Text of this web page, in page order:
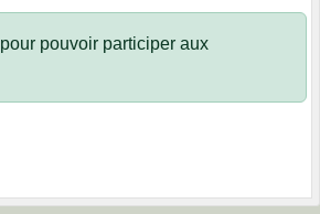
pour pouvoir participer aux